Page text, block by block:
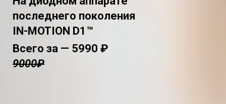
последнего поколения
IN-MOTION D1™
Всего за — 5990 ₽
9000₽